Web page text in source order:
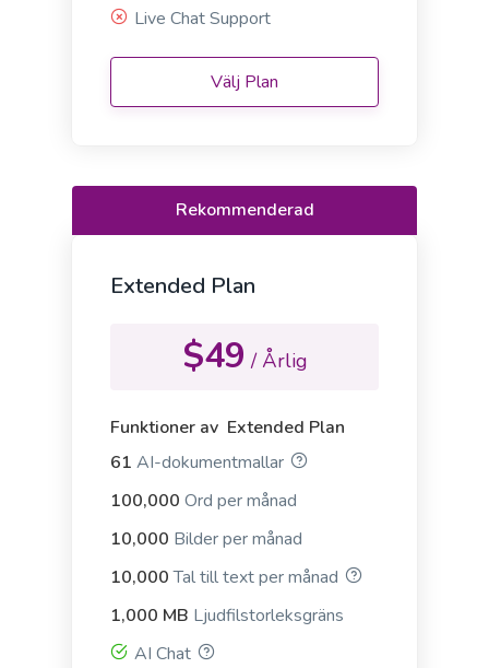
List of the main benefits versus the most common
problems and concerns.
Rewrite your existing content to include more
Emails
Proffs
Professional-looking emails that help you engage
Live Chat Support
Välj Plan
Rekommenderad
Extended Plan
$49 / Årlig
Funktioner av Extended Plan
61 AI-dokumentmallar
100,000 Ord per månad
10,000 Bilder per månad
10,000Tal till text per månad
1,000 MB Ljudfilstorleksgräns
AI Chat